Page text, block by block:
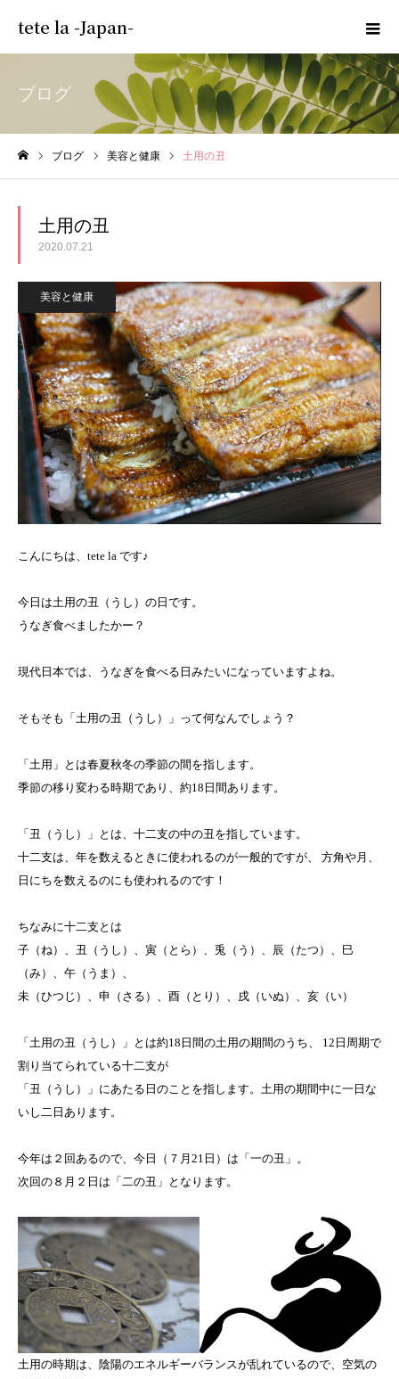
tete la -Japan-
ブログ
ブログ 美容と健康 土用の丑
土用の丑
2020.07.21
美容と健康
こんにちは、tete la です♪
今日は土用の丑（うし）の日です。
うなぎ食べましたかー？
現代日本では、うなぎを食べる日みたいになっていますよね。
そもそも「土用の丑（うし）」って何なんでしょう？
「土用」とは春夏秋冬の季節の間を指します。
季節の移り変わる時期であり、約18日間あります。
「丑（うし）」とは、十二支の中の丑を指しています。
十二支は、年を数えるときに使われるのが一般的ですが、 方角や月、
日にちを数えるのにも使われるのです！
ちなみに十二支とは
子（ね）、丑（うし）、寅（とら）、兎（う）、辰（たつ）、巳
（み）、午（うま）、
未（ひつじ）、申（さる）、酉（とり）、戌（いぬ）、亥（い）
「土用の丑（うし）」とは約18日間の土用の期間のうち、 12日周期で
割り当てられている十二支が
「丑（うし）」にあたる日のことを指します。土用の期間中に一日な
いし二日あります。
今年は２回あるので、今日（７月21日）は「一の丑」。
次回の８月２日は「二の丑」となります。
土用の時期は、陰陽のエネルギーバランスが乱れているので、空気の